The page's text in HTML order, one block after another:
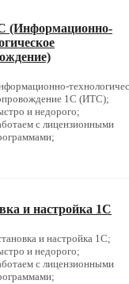
(Информационно-
1С (ИТС);
и недорого;
с лицензионными
и настройка 1С
и настройка 1С;
и недорого;
с лицензионными